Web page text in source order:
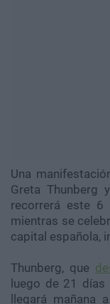
Una
Greta Thunberg
recorrerá este 6
mientras se
capital española,
Thunberg, que
luego de 21
llegará